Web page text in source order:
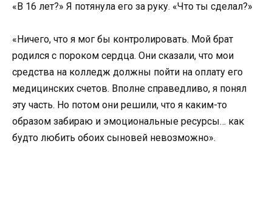
«В 16 лет?» Я потянула его за руку. «Что ты сделал?»
«Ничего, что я мог бы контролировать. Мой брат
родился с пороком сердца. Они сказали, что мои
средства на колледж должны пойти на оплату его
медицинских счетов. Вполне справедливо, я понял
эту часть. Но потом они решили, что я каким-то
образом забираю и эмоциональные ресурсы… как
будто любить обоих сыновей невозможно».